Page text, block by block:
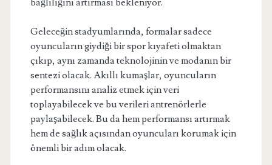
bağlılığını artırması bekleniyor.
Geleceğin stadyumlarında, formalar sadece
oyuncuların giydiği bir spor kıyafeti olmaktan
çıkıp, aynı zamanda teknolojinin ve modanın bir
sentezi olacak. Akıllı kumaşlar, oyuncuların
performansını analiz etmek için veri
toplayabilecek ve bu verileri antrenörlerle
paylaşabilecek. Bu da hem performansı artırmak
hem de sağlık açısından oyuncuları korumak için
önemli bir adım olacak.